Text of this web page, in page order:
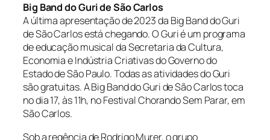
Big Band do Guri de São Carlos
A última apresentação de 2023 da Big Band do Guri
de São Carlos está chegando. O Guri é um programa
de educação musical da Secretaria da Cultura,
Economia e Indústria Criativas do Governo do
Estado de São Paulo. Todas as atividades do Guri
são gratuitas. A Big Band do Guri de São Carlos toca
no dia 17, às 11h, no Festival Chorando Sem Parar, em
São Carlos.
Sob a regência de Rodrigo Murer, o grupo